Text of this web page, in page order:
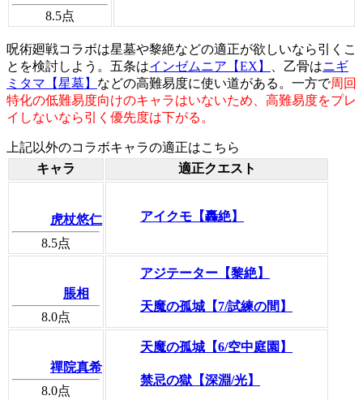
8.5点
呪術廻戦コラボは星墓や黎絶などの適正が欲しいなら引くこ
とを検討しよう。五条はインゼムニア【EX】 、乙骨はニギ
ミタマ【星墓】 などの高難易度に使い道がある。一方で周回
特化の低難易度向けのキャラはいないため、高難易度をプレ
イしないなら引く優先度は下がる。
上記以外のコラボキャラの適正はこちら
キャラ
適正クエスト
虎杖悠仁
8.5点
アイクモ【轟絶】
脹相
8.0点
アジテーター【黎絶】
天魔の孤城【7/試練の間】
禪院真希
8.0点
天魔の孤城【6/空中庭園】
禁忌の獄【深淵/光】